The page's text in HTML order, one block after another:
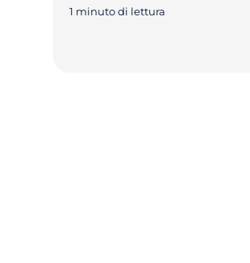
1 minuto di lettura